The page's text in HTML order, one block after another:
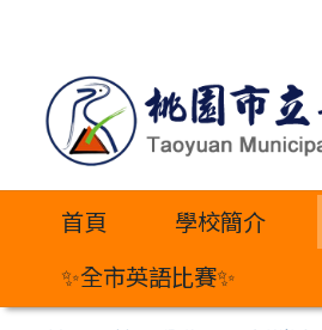
內
首頁 學校簡介
✨全市英語比賽✨